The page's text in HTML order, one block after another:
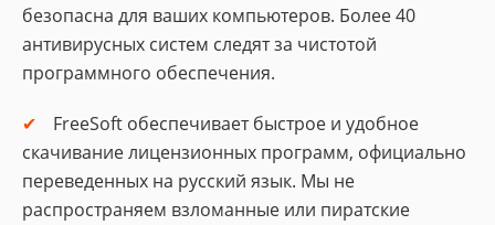
безопасна для ваших компьютеров. Более 40
антивирусных систем следят за чистотой
программного обеспечения.
FreeSoft обеспечивает быстрое и удобное
скачивание лицензионных программ, официально
переведенных на русский язык. Мы не
распространяем взломанные или пиратские